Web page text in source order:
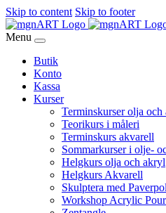
Skip to content Skip to footer
Menu
Butik
Konto
Kassa
Kurser
Terminskurser olja och
Teorikurs i måleri
Terminskurs akvarell
Sommarkurser i olje-
Helgkurs olja och akryl
Helgkurs Akvarell
Skulptera med Paverpol
Workshop Acrylic